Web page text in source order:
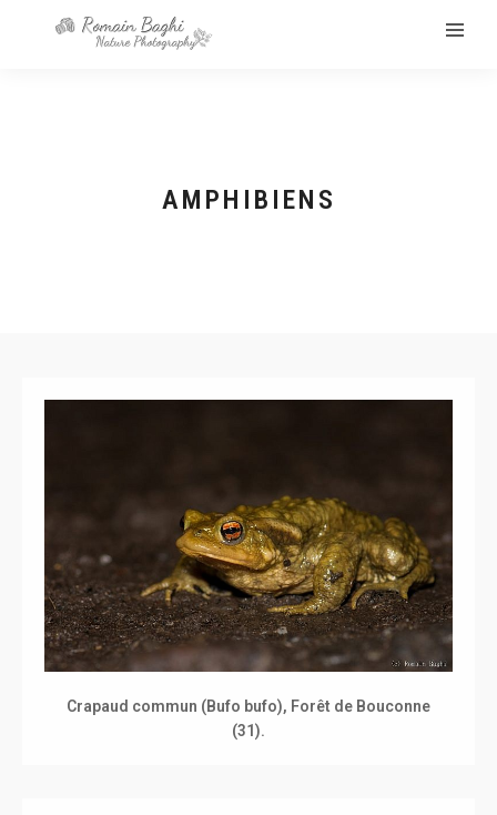
AMPHIBIENS
Crapaud commun (Bufo bufo), Forêt de Bouconne
(31).